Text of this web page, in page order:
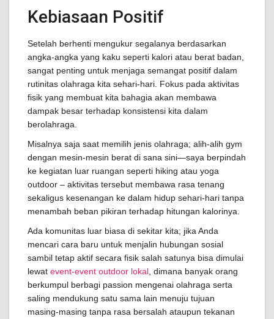
Kebiasaan Positif
Setelah berhenti mengukur segalanya berdasarkan
angka-angka yang kaku seperti kalori atau berat badan,
sangat penting untuk menjaga semangat positif dalam
rutinitas olahraga kita sehari-hari. Fokus pada aktivitas
fisik yang membuat kita bahagia akan membawa
dampak besar terhadap konsistensi kita dalam
berolahraga.
Misalnya saja saat memilih jenis olahraga; alih-alih gym
dengan mesin-mesin berat di sana sini—saya berpindah
ke kegiatan luar ruangan seperti hiking atau yoga
outdoor – aktivitas tersebut membawa rasa tenang
sekaligus kesenangan ke dalam hidup sehari-hari tanpa
menambah beban pikiran terhadap hitungan kalorinya.
Ada komunitas luar biasa di sekitar kita; jika Anda
mencari cara baru untuk menjalin hubungan sosial
sambil tetap aktif secara fisik salah satunya bisa dimulai
lewat event-event outdoor lokal , dimana banyak orang
berkumpul berbagi passion mengenai olahraga serta
saling mendukung satu sama lain menuju tujuan
masing-masing tanpa rasa bersalah ataupun tekanan